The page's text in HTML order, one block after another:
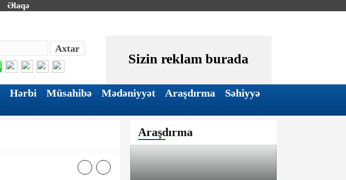
Əlaqə
Axtar
Sizin reklam burada
Hərbi Müsahibə Mədəniyyət Araşdırma
Səhiyyə
Araşdırma